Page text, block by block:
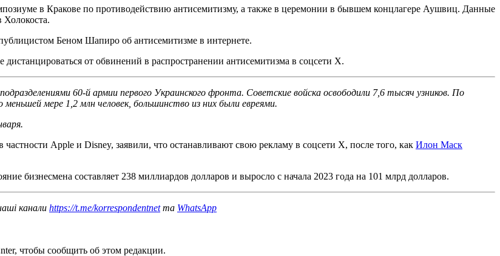
в Кракове по противодействию антисемитизму, а также в церемонии в бывшем концлагере Аушвиц. Данные
Беном Шапиро об антисемитизме в интернете.
от обвинений в распространении антисемитизма в соцсети Х.
60-й армии первого Украинского фронта. Советские войска освободили 7,6 тысяч узников. По
меньшей мере 1,2 млн человек, большинство из них были евреями.
Apple и Disney, заявили, что останавливают свою рекламу в соцсети X, после того, как Илон Маск
бизнесмена составляет 238 миллиардов долларов и выросло с начала 2023 года на 101 млрд долларов.
канали https://t.me/korrespondentnetта WhatsApp
чтобы сообщить об этом редакции.